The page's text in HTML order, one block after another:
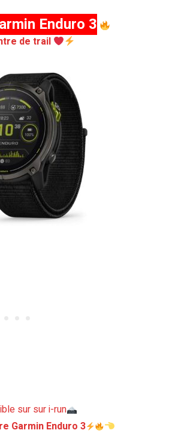
Enduro 3
de trail
sur sur i-run
Garmin Enduro 3